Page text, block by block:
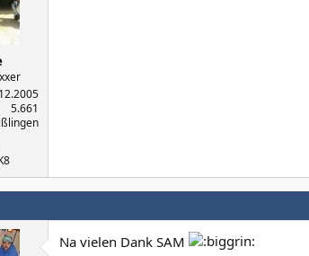
5.661
Na vielen Dank SAM